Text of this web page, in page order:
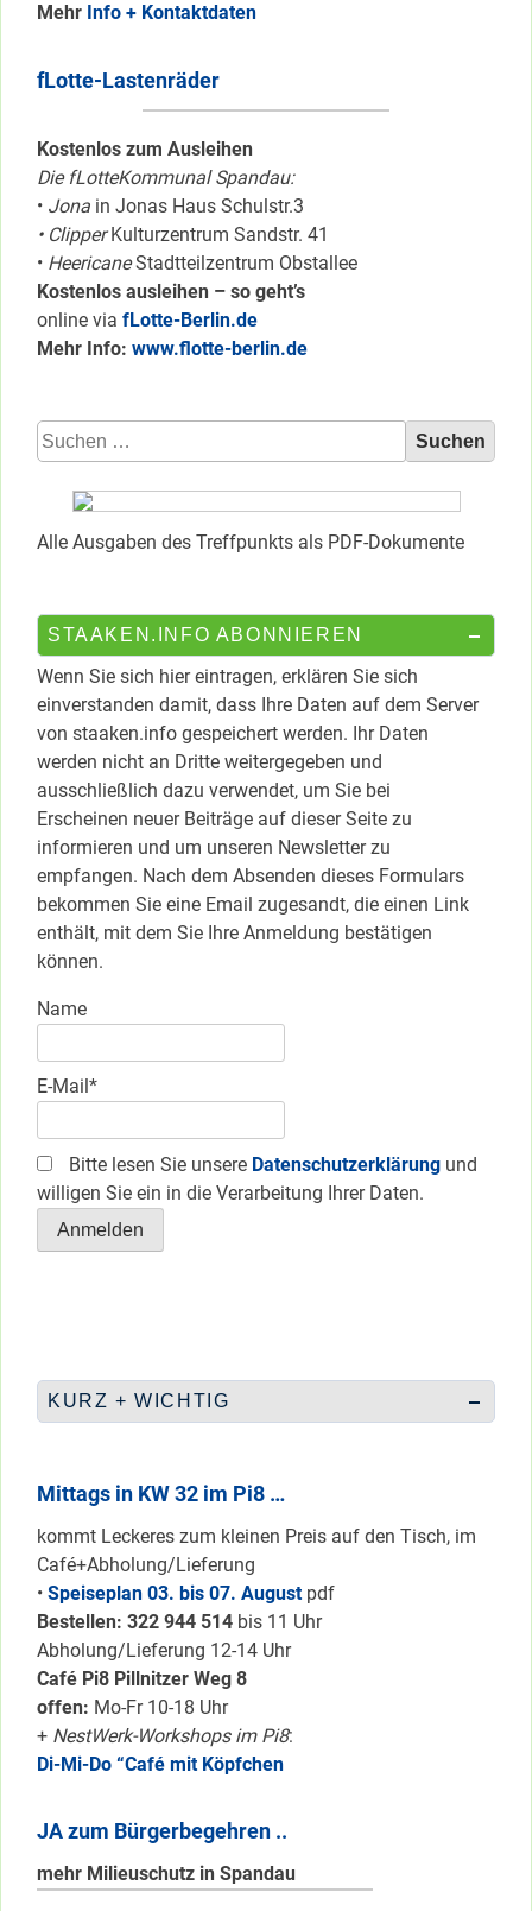
Mehr Info + Kontaktdaten
fLotte-Lastenräder
Kostenlos zum Ausleihen
Die fLotteKommunal Spandau:
• Jona in Jonas Haus Schulstr.3
• ClipperKulturzentrum Sandstr. 41
• HeericaneStadtteilzentrum Obstallee
Kostenlos ausleihen – so geht’s
online via fLotte-Berlin.de
Mehr Info: www.flotte-berlin.de
Suchen
nach:
Alle Ausgaben des Treffpunkts als PDF-Dokumente
STAAKEN.INFO ABONNIEREN
Wenn Sie sich hier eintragen, erklären Sie sich
einverstanden damit, dass Ihre Daten auf dem Server
von staaken.info gespeichert werden. Ihr Daten
werden nicht an Dritte weitergegeben und
ausschließlich dazu verwendet, um Sie bei
Erscheinen neuer Beiträge auf dieser Seite zu
informieren und um unseren Newsletter zu
empfangen. Nach dem Absenden dieses Formulars
bekommen Sie eine Email zugesandt, die einen Link
enthält, mit dem Sie Ihre Anmeldung bestätigen
können.
Name
E-Mail*
Bitte lesen Sie unsere Datenschutzerklärung und
willigen Sie ein in die Verarbeitung Ihrer Daten.
KURZ + WICHTIG
Mittags in KW 32 im Pi8 …
kommt Leckeres zum kleinen Preis auf den Tisch, im
Café+Abholung/Lieferung
• Speiseplan 03. bis 07. August pdf
Bestellen: 322 944 514 bis 11 Uhr
Abholung/Lieferung 12-14 Uhr
Café Pi8 Pillnitzer Weg 8
offen: Mo-Fr 10-18 Uhr
+ NestWerk-Workshops im Pi8:
Di-Mi-Do “Café mit Köpfchen
JA zum Bürgerbegehren ..
mehr Milieuschutz in Spandau